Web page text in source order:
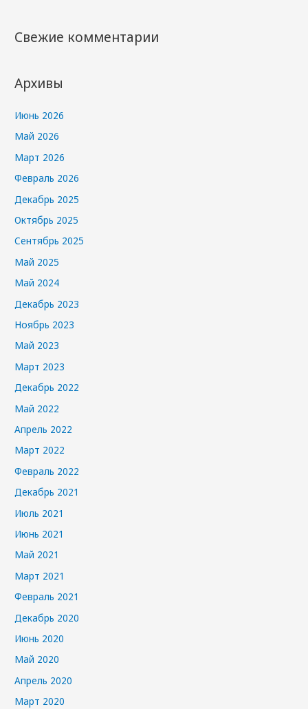
Свежие комментарии
Архивы
Июнь 2026
Май 2026
Март 2026
Февраль 2026
Декабрь 2025
Октябрь 2025
Сентябрь 2025
Май 2025
Май 2024
Декабрь 2023
Ноябрь 2023
Май 2023
Март 2023
Декабрь 2022
Май 2022
Апрель 2022
Март 2022
Февраль 2022
Декабрь 2021
Июль 2021
Июнь 2021
Май 2021
Март 2021
Февраль 2021
Декабрь 2020
Июнь 2020
Май 2020
Апрель 2020
Март 2020